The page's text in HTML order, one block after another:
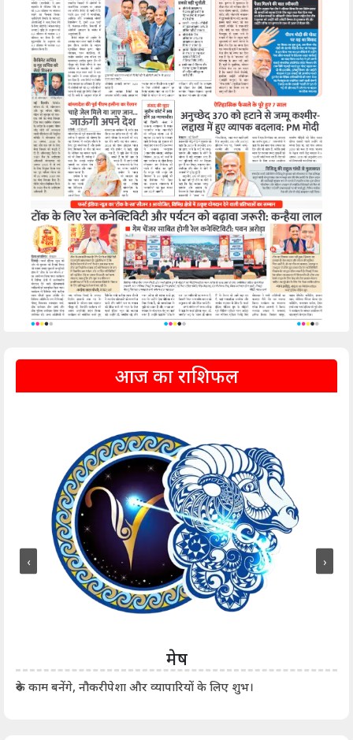
आज का राशिफल
मेष
रुके काम बनेंगे, नौकरीपेशा और व्यापारियों के लिए शुभ।
‹ ›